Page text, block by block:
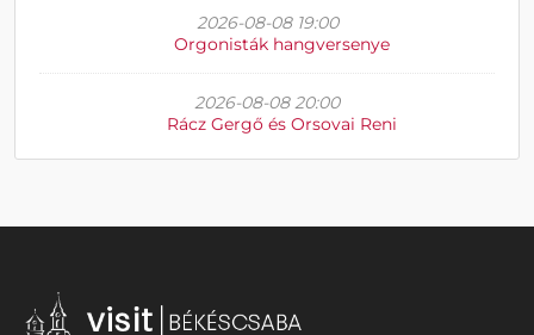
2026-08-08 19:00
Orgonisták hangversenye
2026-08-08 20:00
Rácz Gergő és Orsovai Reni